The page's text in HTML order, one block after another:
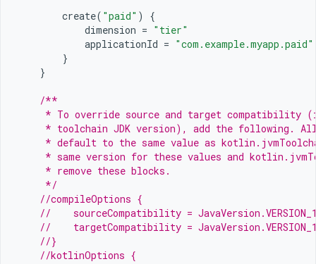
create( "paid" )
{
dimension = "tier"
applicationId = "com.example.myapp.paid"
}
}
/**
* To override source and target compatibility
* toolchain JDK version), add the following.
* default to the same value as
* same version for these values and
     * remove these blocks.
     */
//compileOptions {
//    sourceCompatibility =
//    targetCompatibility =
//}
//kotlinOptions {